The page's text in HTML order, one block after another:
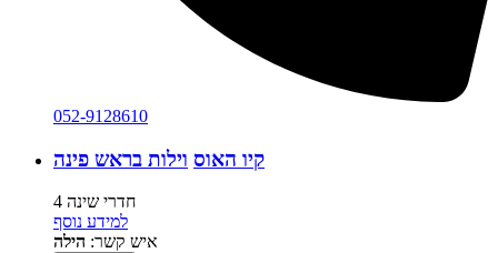
052-9128610
קיו האוס וילות בראש פינה
4 חדרי שינה
למידע נוסף
איש קשר: הילה